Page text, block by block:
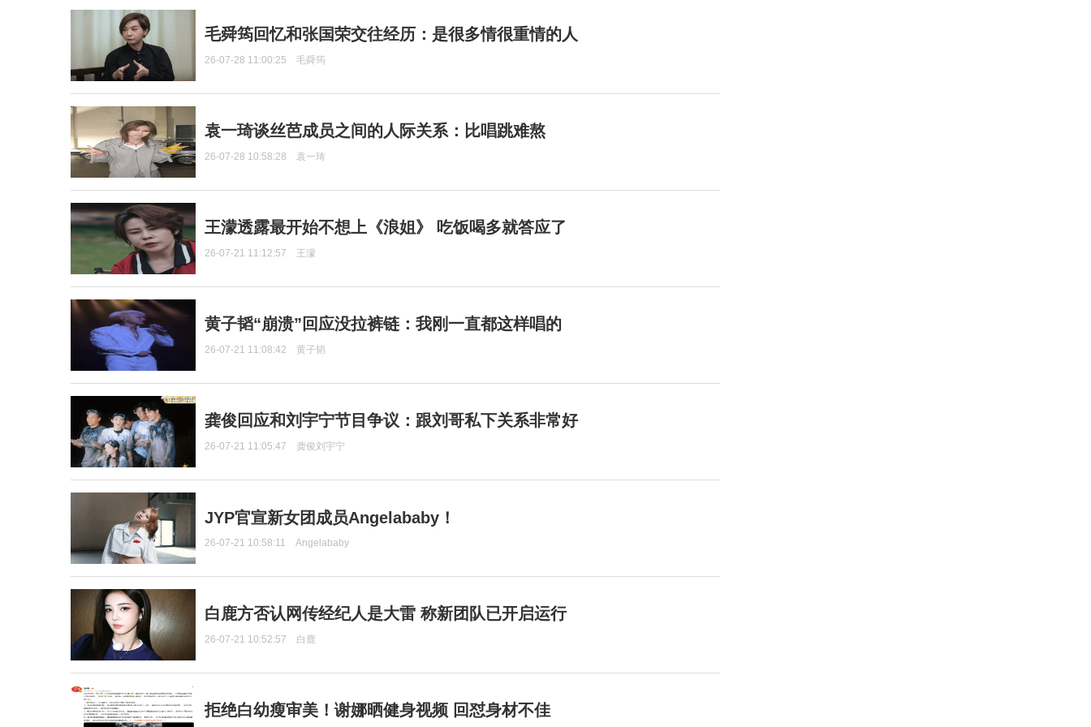
毛舜筠回忆和张国荣交往经历：是很多情很重情的人
26-07-28 11:00:25 毛舜筠
袁一琦谈丝芭成员之间的人际关系：比唱跳难熬
26-07-28 10:58:28 袁一琦
王濛透露最开始不想上《浪姐》 吃饭喝多就答应了
26-07-21 11:12:57 王濛
黄子韬“崩溃”回应没拉裤链：我刚一直都这样唱的
26-07-21 11:08:42 黄子韬
龚俊回应和刘宇宁节目争议：跟刘哥私下关系非常好
26-07-21 11:05:47 龚俊刘宇宁
JYP官宣新女团成员Angelababy！
26-07-21 10:58:11 Angelababy
白鹿方否认网传经纪人是大雷 称新团队已开启运行
26-07-21 10:52:57 白鹿
拒绝白幼瘦审美！谢娜晒健身视频 回怼身材不佳